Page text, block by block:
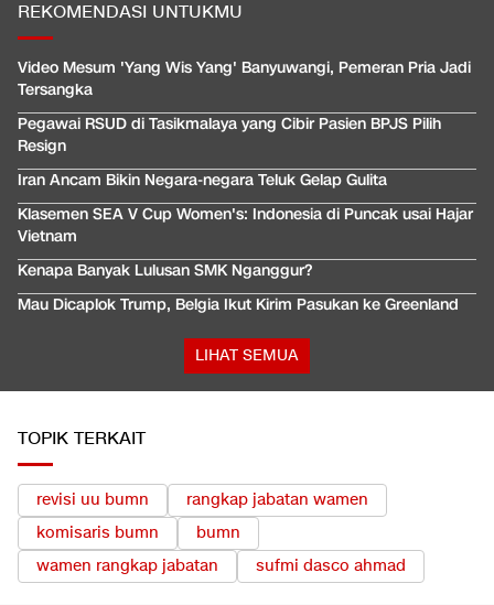
REKOMENDASI UNTUKMU
Video Mesum 'Yang Wis Yang' Banyuwangi, Pemeran Pria Jadi
Tersangka
Pegawai RSUD di Tasikmalaya yang Cibir Pasien BPJS Pilih
Resign
Iran Ancam Bikin Negara-negara Teluk Gelap Gulita
Klasemen SEA V Cup Women's: Indonesia di Puncak usai Hajar
Vietnam
Kenapa Banyak Lulusan SMK Nganggur?
Mau Dicaplok Trump, Belgia Ikut Kirim Pasukan ke Greenland
LIHAT SEMUA
TOPIK TERKAIT
revisi uu bumn
rangkap jabatan wamen
komisaris bumn
bumn
wamen rangkap jabatan
sufmi dasco ahmad